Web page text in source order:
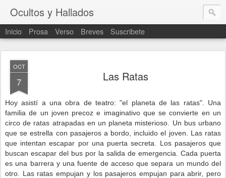
Ocultos y Hallados
Inicio Prosa Verso Breves Suscribete
OCT
7 Las Ratas
Hoy asistí a una obra de teatro: "el planeta de las ratas". Una
familia de un joven precoz e imaginativo que se convierte en un
circo de ratas atrapadas en un planeta misterioso. Un bus urbano
que se estrella con pasajeros a bordo, incluido el joven. Las ratas
que intentan escapar por una puerta secreta. Los pasajeros que
buscan escapar del bus por la salida de emergencia. Cada puerta
es una barrera y una fuente de acceso que separa un mundo del
otro. Las ratas empujan y los pasajeros empujan para abrir, pero